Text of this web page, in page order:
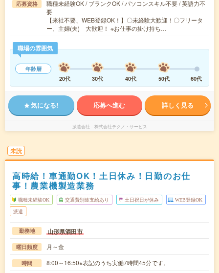
応募資格
職種未経験OK / ブランクOK / パソコンスキル不要 / 英語力不
要
【来社不要、WEB登録OK！】〇未経験大歓迎！〇フリータ
ー、主婦(夫) 大歓迎！ ※お仕事の掛け持ち…
職場の雰囲気
年齢層
20代
30代 40代 50代 60代
気になる! 応募へ進む 詳しく見る
派遣会社 株式会社テクノ・サービス
未読
高時給！車通勤OK！土日休み！日勤のお仕
事！農業機製造業務
職種未経験OK 交通費別途支給あり 土日祝日が休み WEB登録OK
派遣
勤務地 山形県酒田市
曜日頻度 月～金
時間 8:00～16:50※表記のうち実働7時間45分です。